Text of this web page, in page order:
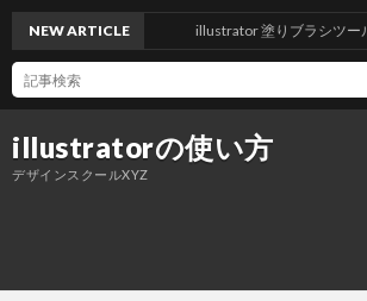
illustratorの使い方
デザインスクールXYZ
NEW ARTICLE illustrator 塗りブラシツールの